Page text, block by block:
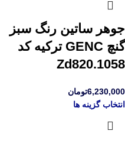
جوهر ساتین رنگ سبز
گنچ GENC ترکیه کد
Zd820.1058
6,230,000تومان
انتخاب گزینه ها